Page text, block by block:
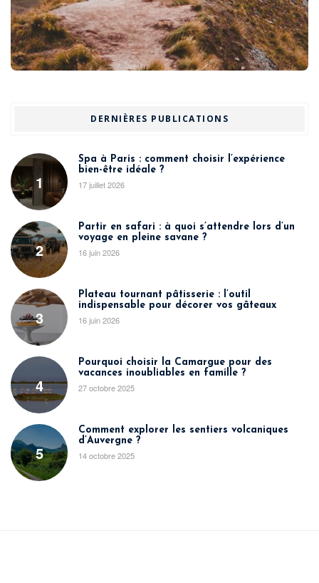
DERNIÈRES PUBLICATIONS
1
Spa à Paris : comment choisir l’expérience
bien-être idéale ?
17 juillet 2026
2
Partir en safari : à quoi s’attendre lors d’un
voyage en pleine savane ?
16 juin 2026
3
Plateau tournant pâtisserie : l’outil
indispensable pour décorer vos gâteaux
16 juin 2026
4
Pourquoi choisir la Camargue pour des
vacances inoubliables en famille ?
27 octobre 2025
5
Comment explorer les sentiers volcaniques
d’Auvergne ?
14 octobre 2025